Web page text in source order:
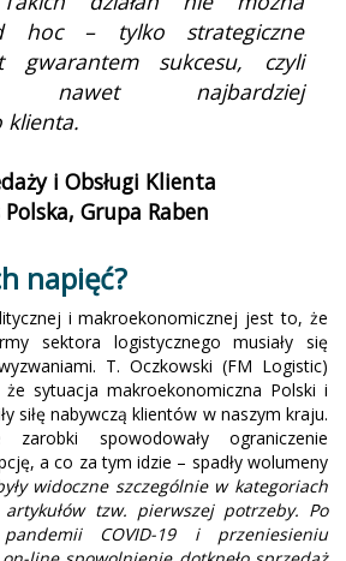
hoc – tylko strategiczne
gwarantem sukcesu, czyli
nawet najbardziej
klienta.
i Obsługi Klienta
Grupa Raben
napięć?
i makroekonomicznej jest to, że
sektora logistycznego musiały się
T. Oczkowski (FM Logistic)
sytuacja makroekonomiczna Polski i
siłę nabywczą klientów w naszym kraju.
zarobki spowodowały ograniczenie
a co za tym idzie – spadły wolumeny
widoczne szczególnie w kategoriach
tzw. pierwszej potrzeby. Po
COVID-19 i przeniesieniu